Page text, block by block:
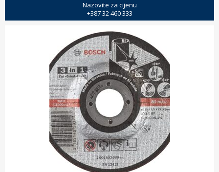
Nazovite za cijenu
+387 32 460 333